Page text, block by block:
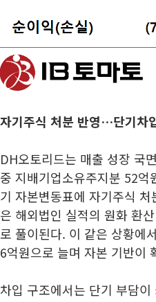
자기주식 처분 반영…단기차
DH오토리드는 매출 성장 국
중 지배기업소유주지분 52억
기 자본변동표에 자기주식
은 해외법인 실적의 원화 환
로 풀이된다. 이 같은 상황에
6억원으로 늘며 자본 기반이
차입 구조에서는 단기 부담